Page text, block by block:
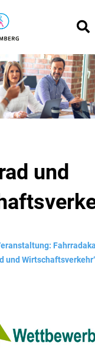
und
und